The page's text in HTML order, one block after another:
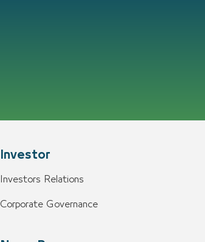
Investor
Investors Relations
Corporate Governance